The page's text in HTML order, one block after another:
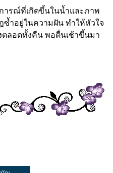
รณ์ที่เกิดขึ้นในน้ำและภาพ
ำอยู่ในความฝัน ทำให้หัวใจ
ตลอดทั้งคืน พอตื่นเช้าขึ้นมา